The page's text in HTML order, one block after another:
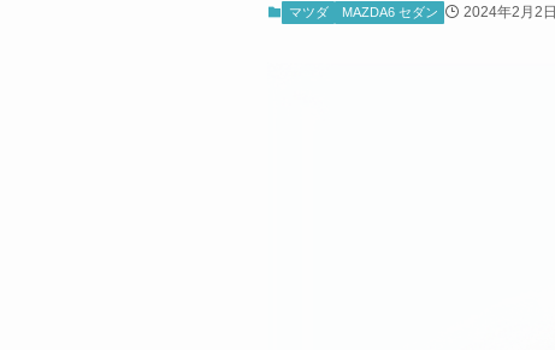
マツダ MAZDA6 セダン 2024年2月2日